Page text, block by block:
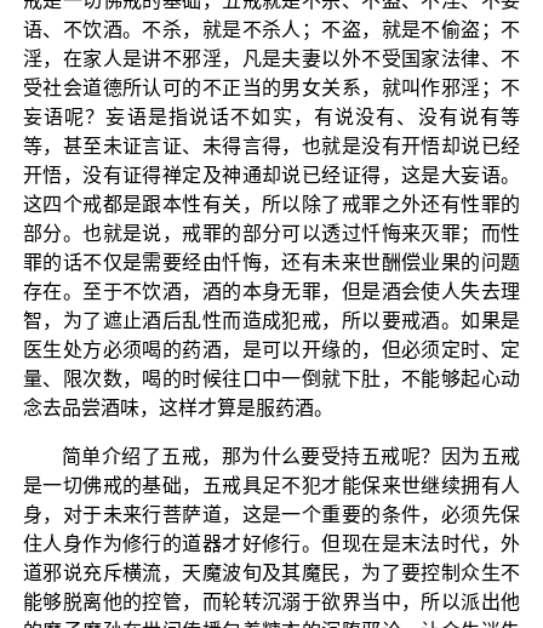
语、不饮酒。不杀，就是不杀人；不盗，就是不偷盗；不
淫，在家人是讲不邪淫，凡是夫妻以外不受国家法律、不
受社会道德所认可的不正当的男女关系，就叫作邪淫；不
妄语呢？妄语是指说话不如实，有说没有、没有说有等
等，甚至未证言证、未得言得，也就是没有开悟却说已经
开悟，没有证得禅定及神通却说已经证得，这是大妄语。
这四个戒都是跟本性有关，所以除了戒罪之外还有性罪的
部分。也就是说，戒罪的部分可以透过忏悔来灭罪；而性
罪的话不仅是需要经由忏悔，还有未来世酬偿业果的问题
存在。至于不饮酒，酒的本身无罪，但是酒会使人失去理
智，为了遮止酒后乱性而造成犯戒，所以要戒酒。如果是
医生处方必须喝的药酒，是可以开缘的，但必须定时、定
量、限次数，喝的时候往口中一倒就下肚，不能够起心动
念去品尝酒味，这样才算是服药酒。
简单介绍了五戒，那为什么要受持五戒呢？因为五戒
是一切佛戒的基础，五戒具足不犯才能保来世继续拥有人
身，对于未来行菩萨道，这是一个重要的条件，必须先保
住人身作为修行的道器才好修行。但现在是末法时代，外
道邪说充斥横流，天魔波旬及其魔民，为了要控制众生不
能够脱离他的控管，而轮转沉溺于欲界当中，所以派出他